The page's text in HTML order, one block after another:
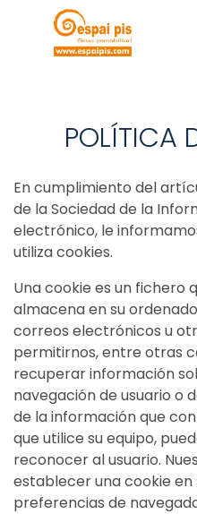
POLÍTICA
En cumplimiento del
de la Sociedad de la
electrónico, le
utiliza cookies.
Una cookie es un fichero
almacena en su
correos electrónicos u
permitirnos, entre otras
recuperar información
navegación de usuario o
de la información que
que utilice su equipo,
reconocer al usuario.
establecer una cookie en
preferencias de